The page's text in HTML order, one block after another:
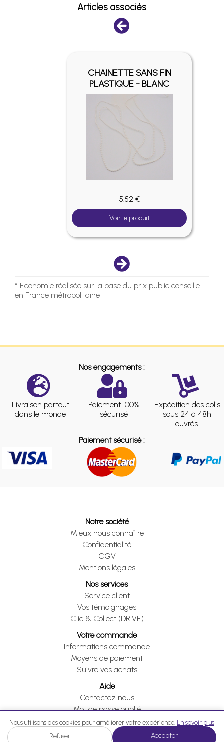
Articles associés
CHAINETTE SANS FIN
PLASTIQUE - BLANC
5.52 €
Voir le produit
* Economie réalisée sur la base du prix public conseillé
en France métropolitaine
Nos engagements :
Livraison partout
dans le monde
Paiement 100%
sécurisé
Expédition des colis
sous 24 à 48h
ouvrés.
Paiement sécurisé :
Notre société
Mieux nous connaître
Confidentialité
CGV
Mentions légales
Nos services
Service client
Vos témoignages
Clic & Collect (DRIVE)
Votre commande
Informations commande
Moyens de paiement
Suivre vos achats
Aide
Contactez nous
Mot de passe oublié
Je me rétracte
Nous utilisons des cookies pour améliorer votre expérience. En savoir plus
Refuser Accepter